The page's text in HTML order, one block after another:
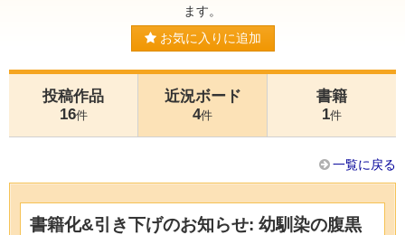
ます。
お気に入りに追加
投稿作品
16件
近況ボード
4件
書籍
1件
一覧に戻る
書籍化&引き下げのお知らせ: 幼馴染の腹黒